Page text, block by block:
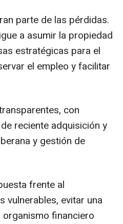
parte de las pérdidas.
a asumir la propiedad
estratégicas para el
el empleo y facilitar
con
reciente adquisición y
y gestión de
frente al
vulnerables, evitar una
financiero